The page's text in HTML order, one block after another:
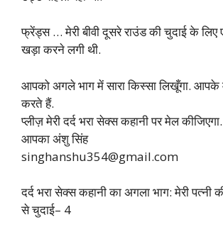
फ्रेंड्स … मेरी बीवी दूसरे राउंड की चुदाई के लिए
खड़ा करने लगी थी.
आपको अगले भाग में सारा किस्सा लिखूँगा. आपके
करते हैं.
प्लीज़ मेरी दर्द भरा सेक्स कहानी पर मेल कीजिएगा.
आपका अंशु सिंह
singhanshu354@gmail.com
दर्द भरा सेक्स कहानी का अगला भाग: मेरी पत्नी
से चुदाई– 4